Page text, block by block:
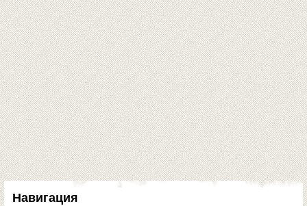
Навигация